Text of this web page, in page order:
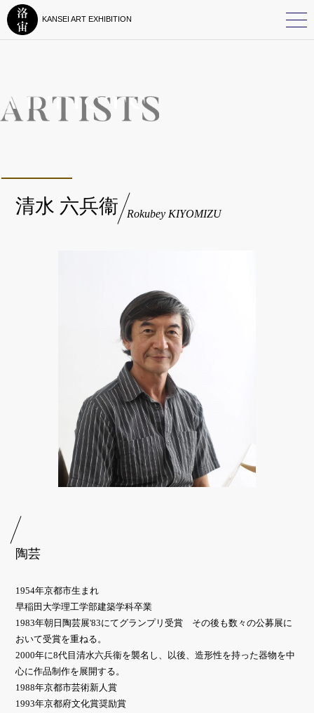
KANSEI ART EXHIBITION
清水 六兵衞 Rokubey KIYOMIZU
陶芸
1954年京都市生まれ
早稲田大学理工学部建築学科卒業
1983年朝日陶芸展'83にてグランプリ受賞 その後も数々の公募展に
おいて受賞を重ねる。
2000年に8代目清水六兵衞を襲名し、以後、造形性を持った器物を中
心に作品制作を展開する。
1988年京都市芸術新人賞
1993年京都府文化賞奨励賞